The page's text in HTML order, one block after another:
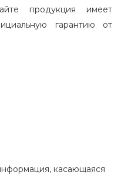
продукция имеет
гарантию от
касающаяся